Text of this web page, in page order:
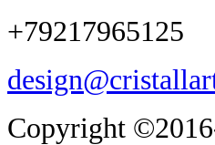
+79217965125
Copyright